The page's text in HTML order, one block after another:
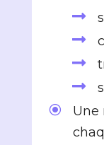




\
Une